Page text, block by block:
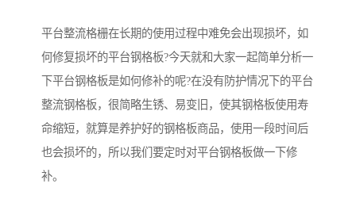
平台整流格栅在长期的使用过程中难免会出现损坏，如
何修复损坏的平台钢格板?今天就和大家一起简单分析一
下平台钢格板是如何修补的呢?在没有防护情况下的平台
整流钢格板，很简略生锈、易变旧，使其钢格板使用寿
命缩短，就算是养护好的钢格板商品，使用一段时间后
也会损坏的，所以我们要定时对平台钢格板做一下修
补。